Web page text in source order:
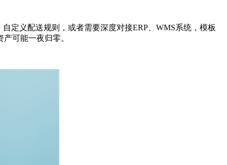
定义配送规则，或者需要深度对接ERP、WMS系统，模板
可能一夜归零。